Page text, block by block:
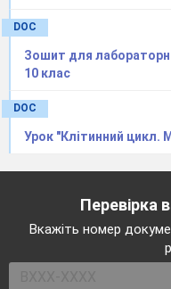
DOC
Зошит для
10 клас
DOC
Урок "Клітинний цикл.
Перевірка
Вкажіть номер